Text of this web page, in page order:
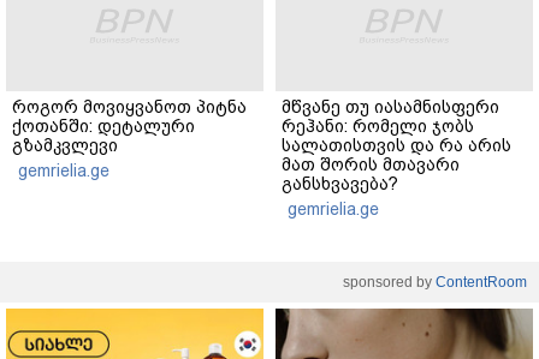
როგორ მოვიყვანოთ პიტნა
ქოთანში: დეტალური
გზამკვლევი
gemrielia.ge
მწვანე თუ იასამნისფერი
რეჰანი: რომელი ჯობს
სალათისთვის და რა არის
მათ შორის მთავარი
განსხვავება?
gemrielia.ge
sponsored by ContentRoom